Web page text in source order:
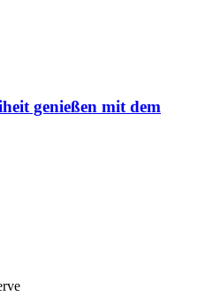
genießen mit dem